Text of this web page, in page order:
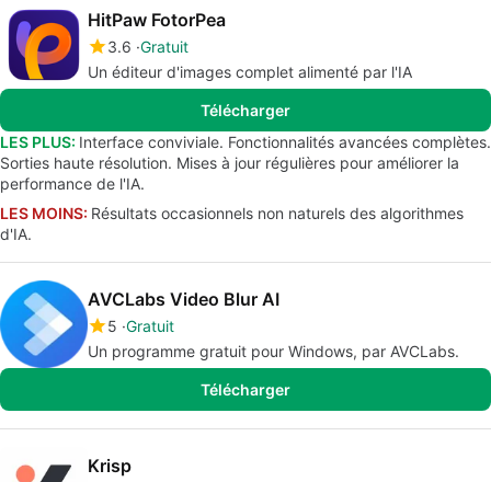
HitPaw FotorPea
3.6 Gratuit
Un éditeur d'images complet alimenté par l'IA
Télécharger
LES PLUS: Interface conviviale. Fonctionnalités avancées complètes.
Sorties haute résolution. Mises à jour régulières pour améliorer la
performance de l'IA.
LES MOINS: Résultats occasionnels non naturels des algorithmes
d'IA.
AVCLabs Video Blur AI
5 Gratuit
Un programme gratuit pour Windows, par AVCLabs.
Télécharger
Krisp